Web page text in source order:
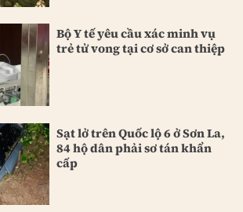
Bộ Y tế yêu cầu xác minh vụ
trẻ tử vong tại cơ sở can thiệp
Sạt lở trên Quốc lộ 6 ở Sơn La,
84 hộ dân phải sơ tán khẩn
cấp